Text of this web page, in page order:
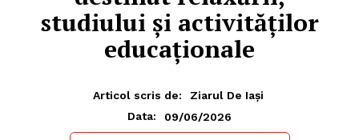
studiului și activităților
educaționale
Articol scris de:
Ziarul De Iași
Data:
09/06/2026